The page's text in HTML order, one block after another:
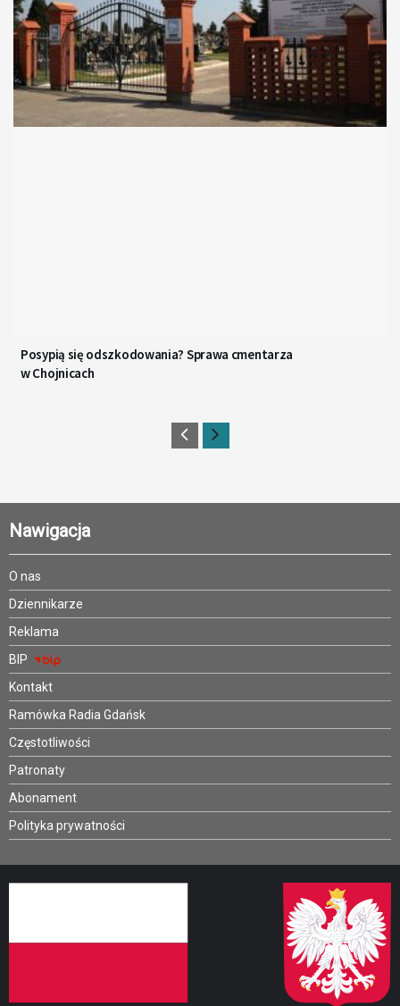
Posypią się odszkodowania? Sprawa cmentarza
w Chojnicach
Nawigacja
O nas
Dziennikarze
Reklama
BIP
Kontakt
Ramówka Radia Gdańsk
Częstotliwości
Patronaty
Abonament
Polityka prywatności